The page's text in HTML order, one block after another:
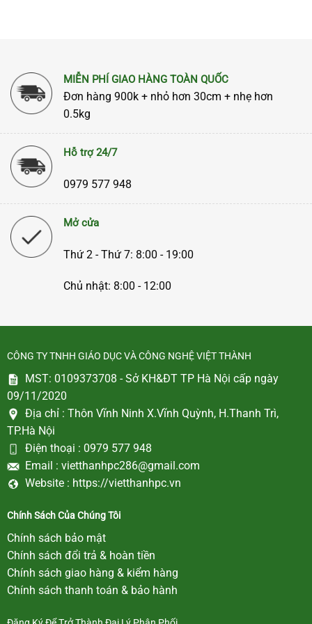
MIỄN PHÍ GIAO HÀNG TOÀN QUỐC
Đơn hàng 900k + nhỏ hơn 30cm + nhẹ hơn
0.5kg
Hỗ trợ 24/7
0979 577 948
Mở cửa
Thứ 2 - Thứ 7: 8:00 - 19:00
Chủ nhật: 8:00 - 12:00
CÔNG TY TNHH GIÁO DỤC VÀ CÔNG NGHỆ VIỆT THÀNH
MST: 0109373708 - Sở KH&ĐT TP Hà Nội cấp ngày
09/11/2020
Địa chỉ : Thôn Vĩnh Ninh X.Vĩnh Quỳnh, H.Thanh Trì,
TP.Hà Nội
Điện thoại : 0979 577 948
Email : vietthanhpc286@gmail.com
Website : https://vietthanhpc.vn
Chính Sách Của Chúng Tôi
Chính sách bảo mật
Chính sách đổi trả & hoàn tiền
Chính sách giao hàng & kiểm hàng
Chính sách thanh toán & bảo hành